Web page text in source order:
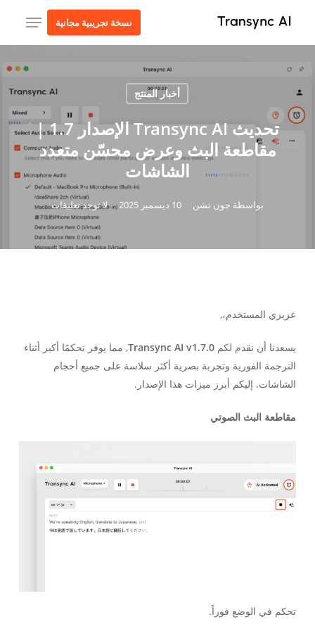
نسخة تجريبية مجانية قائمة طعام
أخبار المنتج
تحديث Transync AI الإصدار 1.7 |
مقاطعة البث وعرض محسّن متعدد
الشاشات
بواسطة جون تشن 10 ديسمبر 2025 لا توجد تعليقات
عزيزي المستخدم،,
يسعدنا أن نقدم لكم Transync AI v1.7.0, مما يوفر تحكمًا أكبر أثناء
الترجمة الفورية وتجربة بصرية أكثر سلاسة على جميع أحجام
الشاشات. إليكم أبرز ميزات هذا الإصدار.
مقاطعة البث الصوتي
تحكم في الوضع فوراً.